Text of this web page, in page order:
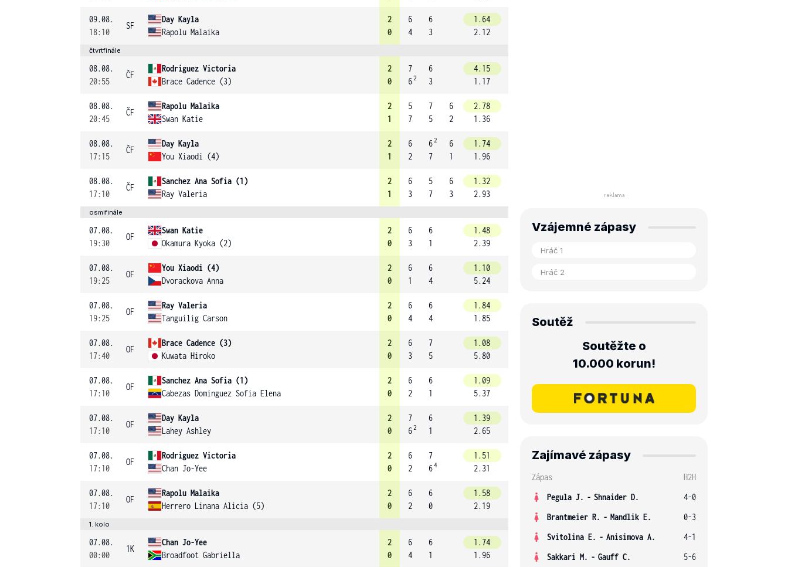
09.08.
18:10
SF
Day Kayla
Rapolu Malaika
2
0
6
4
6
3
1.64
2.12
čtvrtfinále
08.08.
20:55
ČF
Rodriguez Victoria
Brace Cadence (3)
2
0
7
62
6
3
4.15
1.17
08.08.
20:45
ČF
Rapolu Malaika
Swan Katie
2
1
5
7
7
5
6
2
2.78
1.36
08.08.
17:15
ČF
Day Kayla
You Xiaodi (4)
2
1
6
2
62
7
6
1
1.74
1.96
08.08.
17:10
ČF
Sanchez Ana Sofia (1)
Ray Valeria
2
1
6
3
5
7
6
3
1.32
2.93
osmifinále
07.08.
19:30
OF
Swan Katie
Okamura Kyoka (2)
2
0
6
3
6
1
1.48
2.39
07.08.
19:25
OF
You Xiaodi (4)
Dvorackova Anna
2
0
6
1
6
4
1.10
5.24
07.08.
19:25
OF
Ray Valeria
Tanguilig Carson
2
0
6
4
6
4
1.84
1.85
07.08.
17:40
OF
Brace Cadence (3)
Kuwata Hiroko
2
0
6
3
7
5
1.08
5.80
07.08.
17:10
OF
Sanchez Ana Sofia (1)
Cabezas Dominguez Sofia Elena
2
0
6
2
6
1
1.09
5.37
07.08.
17:10
OF
Day Kayla
Lahey Ashley
2
0
7
62
6
1
1.39
2.65
07.08.
17:10
OF
Rodriguez Victoria
Chan Jo-Yee
2
0
6
2
7
64
1.51
2.31
07.08.
17:10
OF
Rapolu Malaika
Herrero Linana Alicia (5)
2
0
6
2
6
0
1.58
2.19
1. kolo
07.08.
00:00
1K
Chan Jo-Yee
Broadfoot Gabriella
2
0
6
4
6
1
1.74
1.96
Vzájemné zápasy
Soutěž
Soutěžte o
10.000 korun!
Zajímavé zápasy
Zápas
H2H
Pegula J. - Shnaider D.
4-0
Brantmeier R. - Mandlik E.
0-3
Svitolina E. - Anisimova A.
4-1
Sakkari M. - Gauff C.
5-6